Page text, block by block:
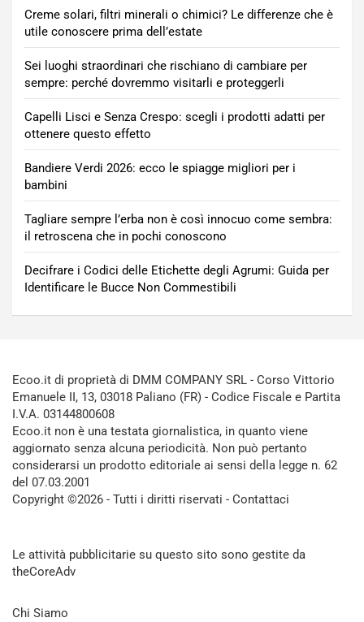
Creme solari, filtri minerali o chimici? Le differenze che è
utile conoscere prima dell’estate
Sei luoghi straordinari che rischiano di cambiare per
sempre: perché dovremmo visitarli e proteggerli
Capelli Lisci e Senza Crespo: scegli i prodotti adatti per
ottenere questo effetto
Bandiere Verdi 2026: ecco le spiagge migliori per i
bambini
Tagliare sempre l’erba non è così innocuo come sembra:
il retroscena che in pochi conoscono
Decifrare i Codici delle Etichette degli Agrumi: Guida per
Identificare le Bucce Non Commestibili
Ecoo.it di proprietà di DMM COMPANY SRL - Corso Vittorio
Emanuele II, 13, 03018 Paliano (FR) - Codice Fiscale e Partita
I.V.A. 03144800608
Ecoo.it non è una testata giornalistica, in quanto viene
aggiornato senza alcuna periodicità. Non può pertanto
considerarsi un prodotto editoriale ai sensi della legge n. 62
del 07.03.2001
Copyright ©2026 - Tutti i diritti riservati - Contattaci
Le attività pubblicitarie su questo sito sono gestite da
theCoreAdv
Chi Siamo